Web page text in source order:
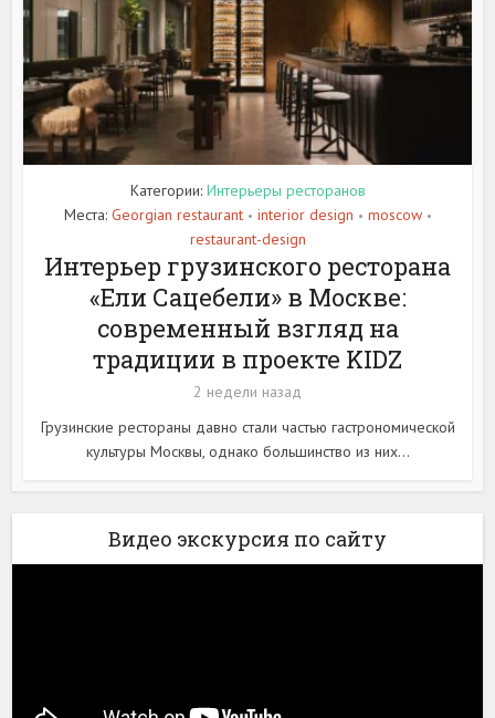
Категории: Интерьеры ресторанов
Места: Georgian restaurant • interior design • moscow •
restaurant-design
Интерьер грузинского ресторана
«Ели Сацебели» в Москве:
современный взгляд на
традиции в проекте KIDZ
2 недели назад
Грузинские рестораны давно стали частью гастрономической
культуры Москвы, однако большинство из них...
Видео экскурсия по сайту